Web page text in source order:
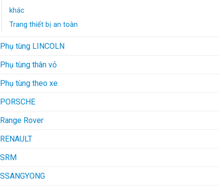
khác
Trang thiết bị an toàn
Phụ tùng LINCOLN
Phụ tùng thân vỏ
Phụ tùng theo xe
PORSCHE
Range Rover
RENAULT
SRM
SSANGYONG